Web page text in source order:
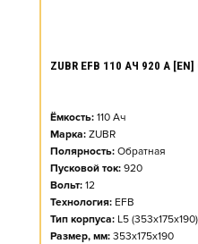
ZUBR EFB 110 АЧ 920 А
Ёмкость: 110 Ач
Марка: ZUBR
Полярность: Обратная
Пусковой ток: 920
Вольт: 12
Технология: EFB
Тип корпуса: L5
Размер, мм: 353x175x190